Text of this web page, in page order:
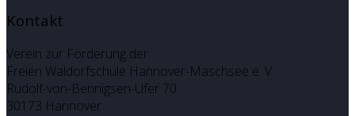
Kontakt
Verein zur Förderung der
Freien Waldorfschule Hannover-Maschsee e. V.
Rudolf-von-Bennigsen-Ufer 70
30173 Hannover